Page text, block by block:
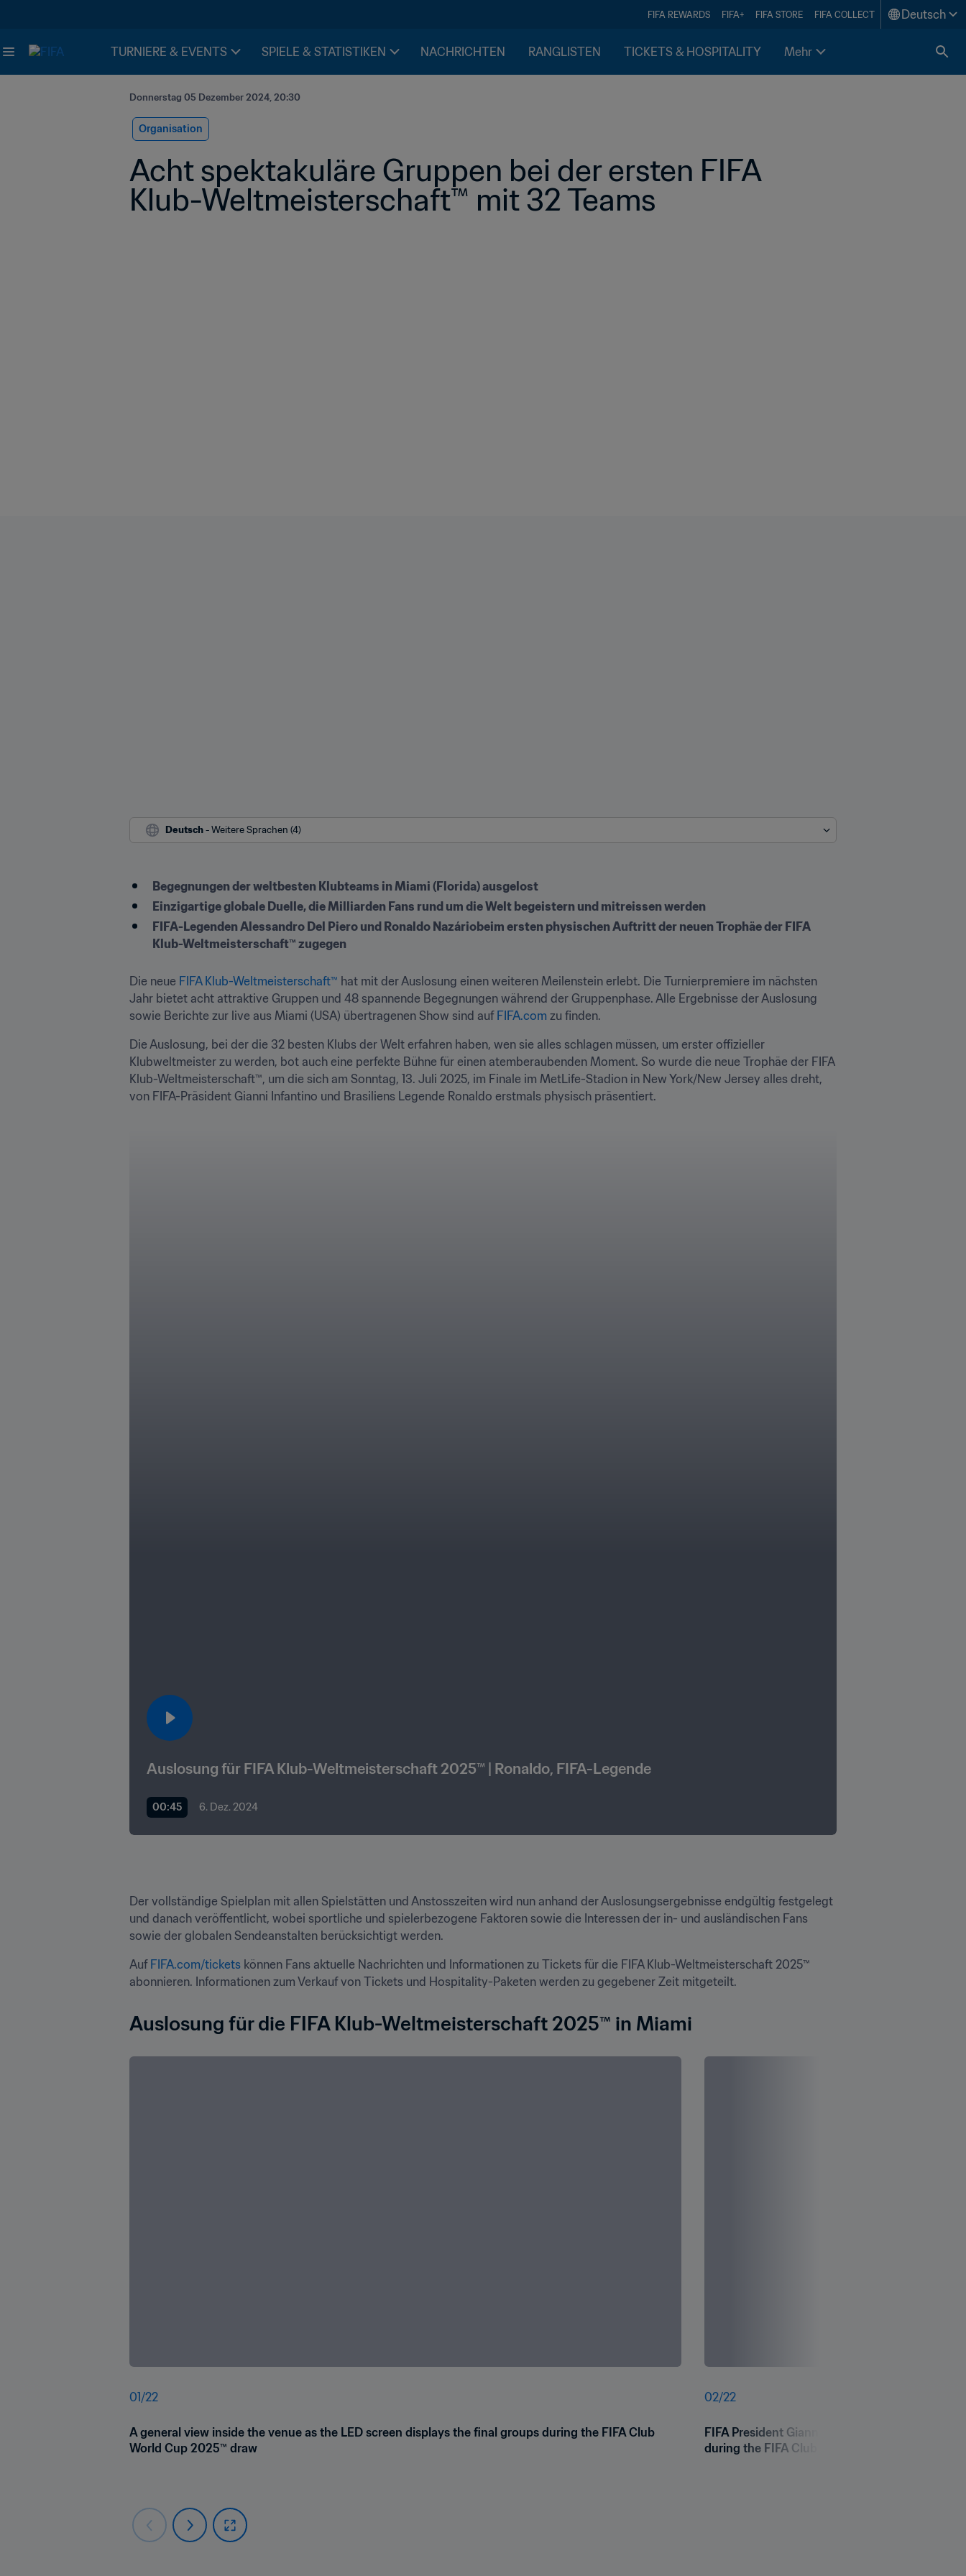
FIFA REWARDS FIFA+ FIFA STORE FIFA COLLECT Deutsch
TURNIERE & EVENTS SPIELE & STATISTIKEN NACHRICHTEN RANGLISTEN TICKETS & HOSPITALITY Mehr
Donnerstag 05 Dezember 2024, 20:30
Organisation
Acht spektakuläre Gruppen bei der ersten FIFA
Klub-Weltmeisterschaft™ mit 32 Teams
Deutsch - Weitere Sprachen (4)
Begegnungen der weltbesten Klubteams in Miami (Florida) ausgelost
Einzigartige globale Duelle, die Milliarden Fans rund um die Welt begeistern und mitreissen werden
FIFA-Legenden Alessandro Del Piero und Ronaldo Nazáriobeim ersten physischen Auftritt der neuen Trophäe der FIFA
Klub-Weltmeisterschaft™ zugegen
Die neue FIFA Klub-Weltmeisterschaft™ hat mit der Auslosung einen weiteren Meilenstein erlebt. Die Turnierpremiere im nächsten
Jahr bietet acht attraktive Gruppen und 48 spannende Begegnungen während der Gruppenphase. Alle Ergebnisse der Auslosung
sowie Berichte zur live aus Miami (USA) übertragenen Show sind auf FIFA.com zu finden.
Die Auslosung, bei der die 32 besten Klubs der Welt erfahren haben, wen sie alles schlagen müssen, um erster offizieller
Klubweltmeister zu werden, bot auch eine perfekte Bühne für einen atemberaubenden Moment. So wurde die neue Trophäe der FIFA
Klub-Weltmeisterschaft™, um die sich am Sonntag, 13. Juli 2025, im Finale im MetLife-Stadion in New York/New Jersey alles dreht,
von FIFA-Präsident Gianni Infantino und Brasiliens Legende Ronaldo erstmals physisch präsentiert.
Auslosung für FIFA Klub-Weltmeisterschaft 2025™ | Ronaldo, FIFA-Legende
00:45 6. Dez. 2024
Der vollständige Spielplan mit allen Spielstätten und Anstosszeiten wird nun anhand der Auslosungsergebnisse endgültig festgelegt
und danach veröffentlicht, wobei sportliche und spielerbezogene Faktoren sowie die Interessen der in- und ausländischen Fans
sowie der globalen Sendeanstalten berücksichtigt werden.
Auf FIFA.com/tickets können Fans aktuelle Nachrichten und Informationen zu Tickets für die FIFA Klub-Weltmeisterschaft 2025™
abonnieren. Informationen zum Verkauf von Tickets und Hospitality-Paketen werden zu gegebener Zeit mitgeteilt.
Auslosung für die FIFA Klub-Weltmeisterschaft 2025™ in Miami
01/22
A general view inside the venue as the LED screen displays the final groups during the FIFA Club
World Cup 2025™ draw
02/22
FIFA President Gianni Infantino and Brazil
during the FIFA Club World Cup 2025™ draw